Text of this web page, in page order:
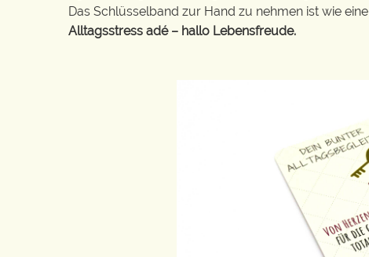
Das Schlüsselband zur Hand zu nehmen ist wie eine
Alltagsstress adé – hallo Lebensfreude.